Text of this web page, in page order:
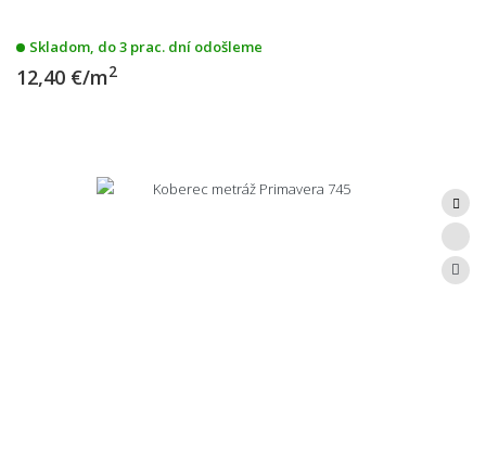
Skladom, do 3 prac. dní odošleme
12,40 €/m2